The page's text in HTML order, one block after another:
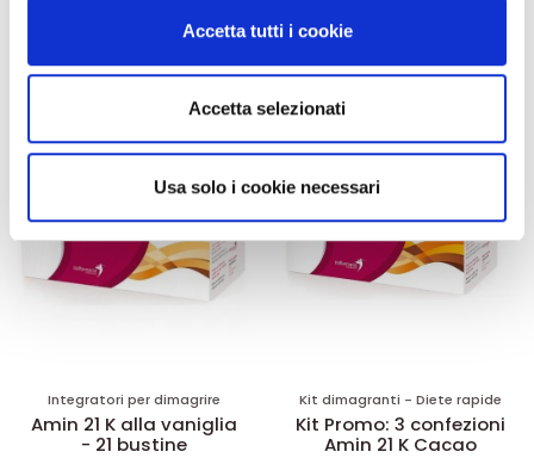
dalla Dichiarazione sui cookie.
Utilizziamo i cookie per personalizzare contenuti ed
analizzare il nostro traffico. Condividiamo inoltre
informazioni sul modo in cui utilizza il nostro sito con i
nostri partner che si occupano di analisi dei dati web,
pubblicità e social media, i quali potrebbero combinarle
con altre informazioni che ha fornito loro o che hanno
raccolto dal suo utilizzo dei loro servizi.
Accetta tutti i cookie
Accetta selezionati
Usa solo i cookie necessari
Integratori per dimagrire
Amin 21 K alla vaniglia
- 21 bustine
Kit dimagranti - Diete rapide
Kit Promo: 3 confezioni
Amin 21 K Cacao